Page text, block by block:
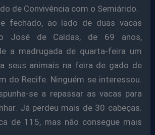
de Convivência com o Semiárido.
fechado, ao lado de duas vacas
José de Caldas, de 69 anos,
a madrugada de quarta-feira um
seus animais na feira de gado de
do Recife. Ninguém se interessou.
se a repassar as vacas para
Já perdeu mais de 30 cabeças.
de 115, mas não consegue mais